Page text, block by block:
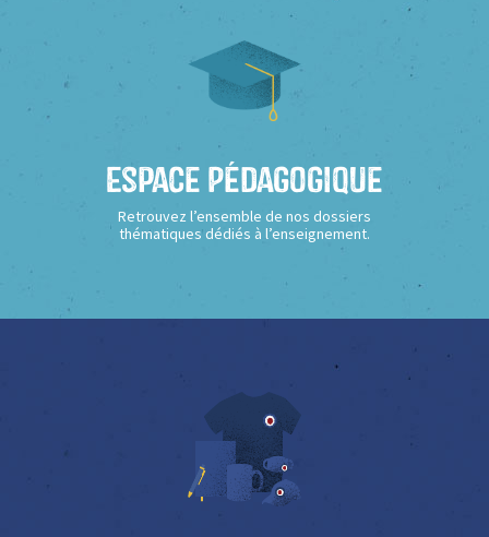
Espace Pédagogique
Retrouvez l’ensemble de nos dossiers
thématiques dédiés à l’enseignement.